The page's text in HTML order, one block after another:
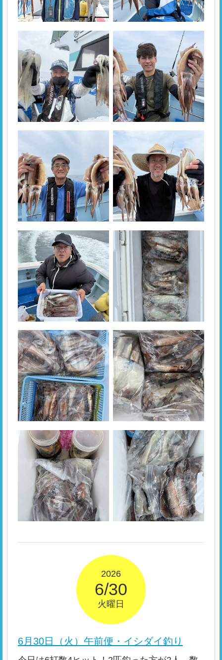
2026
6/30
火曜日
6月30日（火）午前便・イシダイ釣り